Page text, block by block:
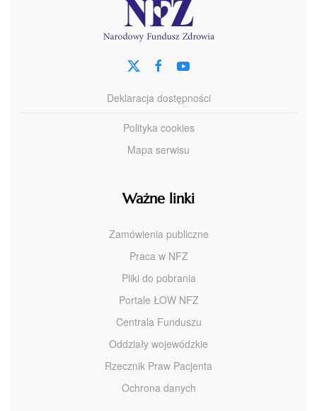
Deklaracja dostępności
Polityka cookies
Mapa serwisu
Ważne linki
Zamówienia publiczne
Praca w NFZ
Pliki do pobrania
Portale ŁOW NFZ
Centrala Funduszu
Oddziały wojewódzkie
Rzecznik Praw Pacjenta
Ochrona danych